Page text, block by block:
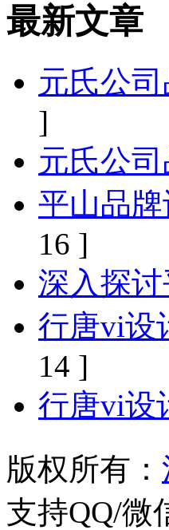
最新文章
元氏公
]
元氏公
平山品
16 ]
深入探
行唐vi设
14 ]
行唐vi设
版权所有：
支持QQ/微